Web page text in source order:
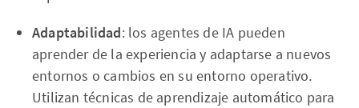
Adaptabilidad: los agentes de IA pueden
aprender de la experiencia y adaptarse a nuevos
entornos o cambios en su entorno operativo.
Utilizan técnicas de aprendizaje automático para